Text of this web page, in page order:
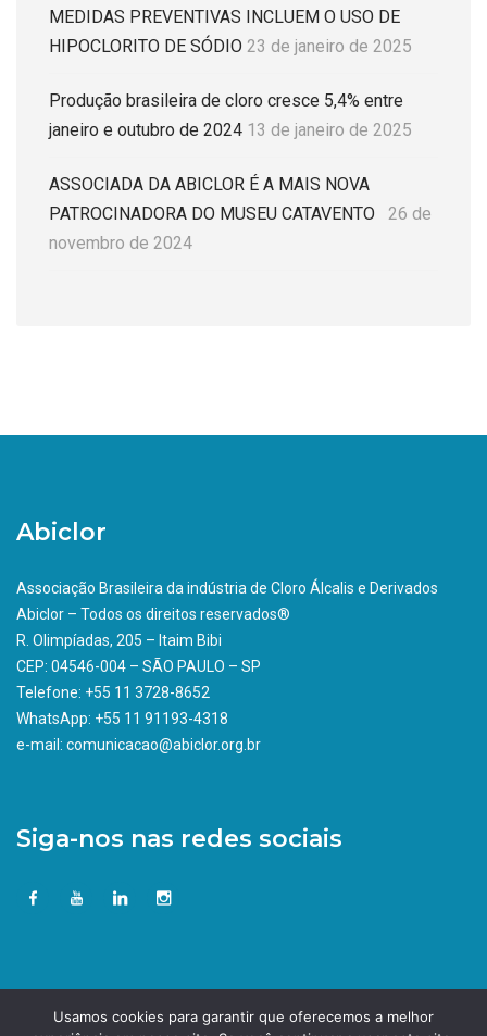
MEDIDAS PREVENTIVAS INCLUEM O USO DE
HIPOCLORITO DE SÓDIO 23 de janeiro de 2025
Produção brasileira de cloro cresce 5,4% entre
janeiro e outubro de 2024 13 de janeiro de 2025
ASSOCIADA DA ABICLOR É A MAIS NOVA
PATROCINADORA DO MUSEU CATAVENTO
26 de
novembro de 2024
Abiclor
Associação Brasileira da indústria de Cloro Álcalis e Derivados
Abiclor – Todos os direitos reservados®
R. Olimpíadas, 205 – Itaim Bibi
CEP: 04546-004 – SÃO PAULO – SP
Telefone: +55 11 3728-8652
WhatsApp: +55 11 91193-4318
e-mail: comunicacao@abiclor.org.br
Siga-nos nas redes sociais
Usamos cookies para garantir que oferecemos a melhor